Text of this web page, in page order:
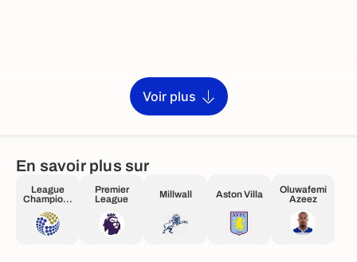
Voir plus
En savoir plus sur
League
Champions
Premier
League
Millwall Aston Villa
Oluwafemi
Azeez